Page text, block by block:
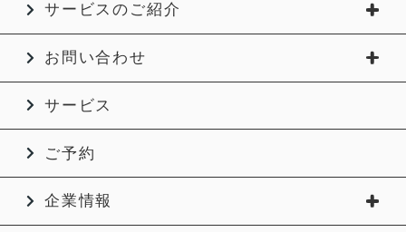
サービスのご紹介
お問い合わせ
サービス
ご予約
企業情報